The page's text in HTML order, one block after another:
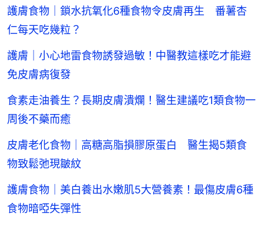
護膚食物｜鎖水抗氧化6種食物令皮膚再生 番薯杏
仁每天吃幾粒？
護膚｜小心地雷食物誘發過敏！中醫教這樣吃才能避
免皮膚病復發
食素走油養生？長期皮膚潰爛！醫生建議吃1類食物一
周後不藥而癒
皮膚老化食物｜高糖高脂損膠原蛋白 醫生揭5類食
物致鬆弛現皺紋
護膚食物｜美白養出水嫩肌5大營養素！最傷皮膚6種
食物暗啞失彈性